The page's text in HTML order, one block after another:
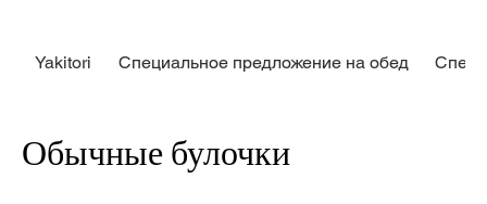
Yakitori Специальное предложение на обед
Обычные булочки